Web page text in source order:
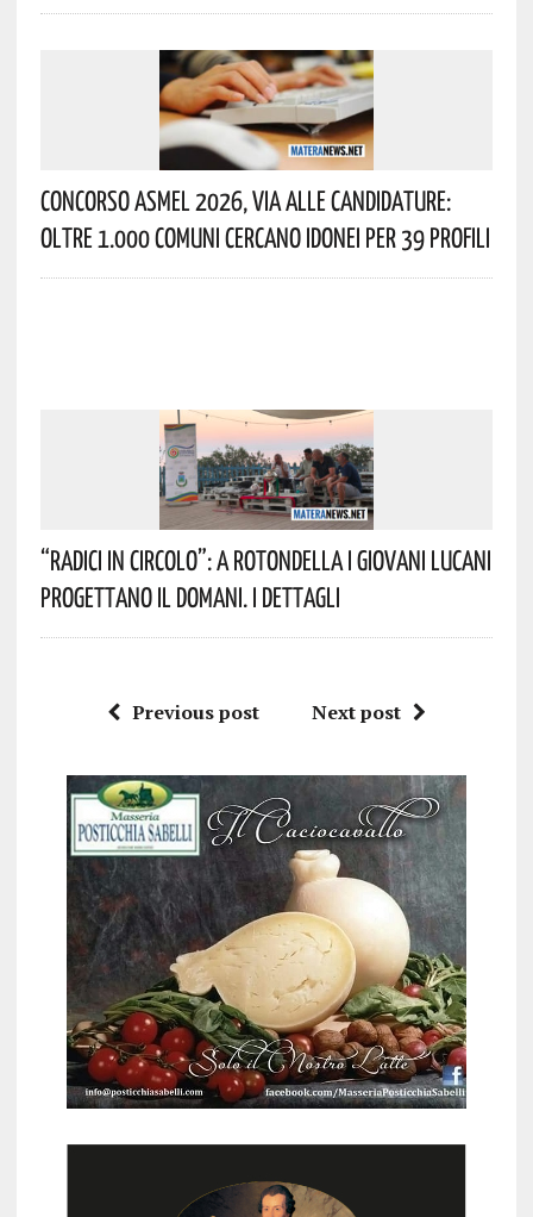
Concorso Asmel 2026, Via Alle Candidature:
Oltre 1.000 Comuni Cercano Idonei Per 39 Profili
“Radici In Circolo”: A Rotondella I Giovani Lucani
Progettano Il Domani. I Dettagli
Previous post Next post